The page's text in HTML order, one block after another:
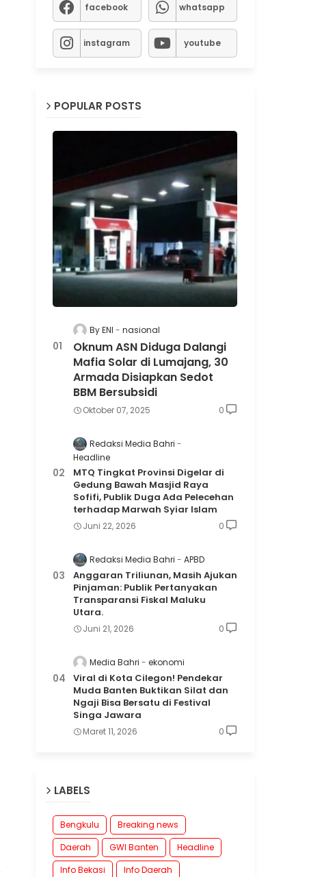
facebook whatsapp
instagram youtube
POPULAR POSTS
By ENI nasional
Oknum ASN Diduga Dalangi
Mafia Solar di Lumajang, 30
Armada Disiapkan Sedot
BBM Bersubsidi
Oktober 07, 2025 0
Redaksi Media Bahri
Headline
MTQ Tingkat Provinsi Digelar di
Gedung Bawah Masjid Raya
Sofifi, Publik Duga Ada Pelecehan
terhadap Marwah Syiar Islam
Juni 22, 2026 0
Redaksi Media Bahri APBD
Anggaran Triliunan, Masih Ajukan
Pinjaman: Publik Pertanyakan
Transparansi Fiskal Maluku
Utara.
Juni 21, 2026 0
Media Bahri ekonomi
Viral di Kota Cilegon! Pendekar
Muda Banten Buktikan Silat dan
Ngaji Bisa Bersatu di Festival
Singa Jawara
Maret 11, 2026 0
LABELS
Bengkulu
Breaking news
Daerah
GWI Banten
Headline
Info Bekasi
Info Daerah